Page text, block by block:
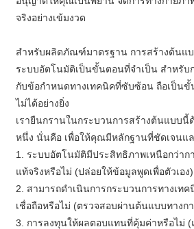
จริงอย่างเข้มงวด
สำหรับผลิตภัณฑ์มาตรฐาน การสร้างต้นแ
ระบบอัตโนมัติเป็นขั้นตอนที่จำเป็น สำหรับ
กับข้อกำหนดทางเทคนิคที่ซับซ้อน ถือเป็น
ไม่ได้อย่างยิ่ง
เรายืนกรานในกระบวนการสร้างต้นแบบนี้
หนึ่ง นั่นคือ เพื่อให้คุณมีหลักฐานที่ชัดเจนแล
1. ระบบอัตโนมัติมีประสิทธิภาพเหนือกว่าก
แท้จริงหรือไม่ (ปล่อยให้ข้อมูลพูดเพื่อตัวเอง)
2. สามารถดำเนินการกระบวนการทางเท
เชื่อถือหรือไม่ (ตรวจสอบผ่านต้นแบบทางก
3. การลงทุนให้ผลตอบแทนที่คุ้มค่าหรือไม่ (